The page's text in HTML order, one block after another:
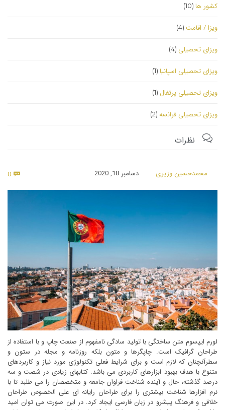
کشور ها (10)
ویزا / اقامت (4)
ویزای تحصیلی (4)
ویزای تحصیلی اسپانیا (1)
ویزای تحصیلی پرتغال (1)
ویزای تحصیلی فرانسه (2)
 نظرات
محمدحسین وزیری دسامبر 18, 2020 
0
لورم ایپسوم متن ساختگی با تولید سادگی نامفهوم از صنعت چاپ و با استفاده از
طراحان گرافیک است. چاپگرها و متون بلکه روزنامه و مجله در ستون و
سطرآنچنان که لازم است و برای شرایط فعلی تکنولوژی مورد نیاز و کاربردهای
متنوع با هدف بهبود ابزارهای کاربردی می باشد. کتابهای زیادی در شصت و سه
درصد گذشته، حال و آینده شناخت فراوان جامعه و متخصصان را می طلبد تا با
نرم افزارها شناخت بیشتری را برای طراحان رایانه ای علی الخصوص طراحان
خلاقی و فرهنگ پیشرو در زبان فارسی ایجاد کرد. در این صورت می توان امید